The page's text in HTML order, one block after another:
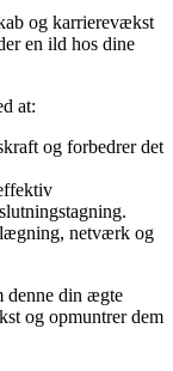
og karrierevækst
en ild hos dine
at:
og forbedrer det
netværk og
denne din ægte
og opmuntrer dem